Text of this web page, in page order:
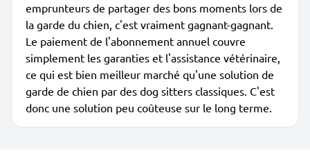
emprunteurs de partager des bons moments lors de
la garde du chien, c'est vraiment gagnant-gagnant.
Le paiement de l'abonnement annuel couvre
simplement les garanties et l'assistance vétérinaire,
ce qui est bien meilleur marché qu'une solution de
garde de chien par des dog sitters classiques. C'est
donc une solution peu coûteuse sur le long terme.